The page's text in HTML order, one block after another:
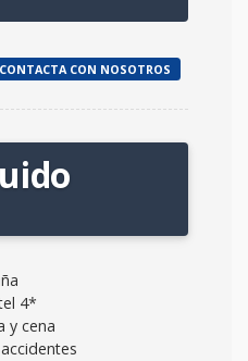
CONTACTA CON NOSOTROS
4*
y cena